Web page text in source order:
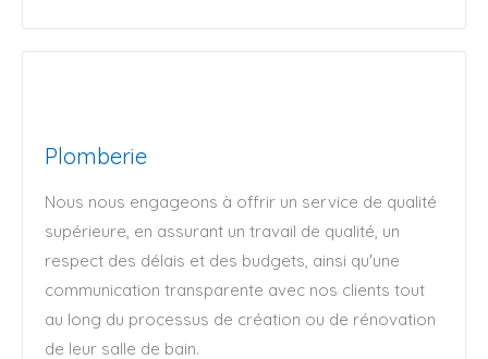
Plomberie
Nous nous engageons à offrir un service de qualité
supérieure, en assurant un travail de qualité, un
respect des délais et des budgets, ainsi qu'une
communication transparente avec nos clients tout
au long du processus de création ou de rénovation
de leur salle de bain.